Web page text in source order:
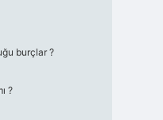
burçlar ?
?